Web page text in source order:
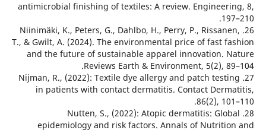
antimicrobial finishing of textiles: A review.
26. Niinimäki, K., Peters, G., Dahlbo, H., Perry, P.,
T., & Gwilt, A. (2024). The environmental price of fast
and the future of sustainable apparel innovation.
Reviews Earth & Environment, 5(2),
27. Nijman, R., (2022): Textile dye allergy and patch
in patients with contact dermatitis. Contact
86(2),
28. Nutten, S., (2022): Atopic dermatitis:
epidemiology and risk factors. Annals of